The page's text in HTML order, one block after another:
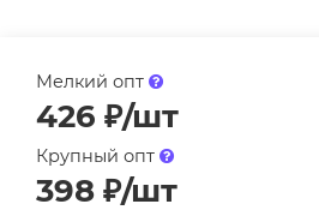
Мелкий опт
426 ₽/шт
Крупный опт
398 ₽/шт